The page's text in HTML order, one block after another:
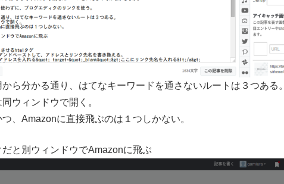
ら分かる通り、はてなキーワードを通さないルートは３つある。
ウィンドウで開く。
、Amazonに直接飛ぶのは１つしかない。
と別ウィンドウでAmazonに飛ぶ